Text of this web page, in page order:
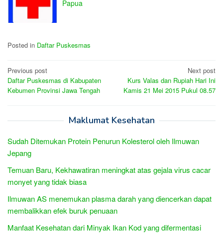
Papua
Posted in Daftar Puskesmas
Post
navigation
Previous post
Daftar Puskesmas di Kabupaten
Kebumen Provinsi Jawa Tengah
Next post
Kurs Valas dan Rupiah Hari Ini
Kamis 21 Mei 2015 Pukul 08.57
Maklumat Kesehatan
Sudah Ditemukan Protein Penurun Kolesterol oleh Ilmuwan
Jepang
Temuan Baru, Kekhawatiran meningkat atas gejala virus cacar
monyet yang tidak biasa
Ilmuwan AS menemukan plasma darah yang diencerkan dapat
membalikkan efek buruk penuaan
Manfaat Kesehatan dari Minyak Ikan Kod yang difermentasi